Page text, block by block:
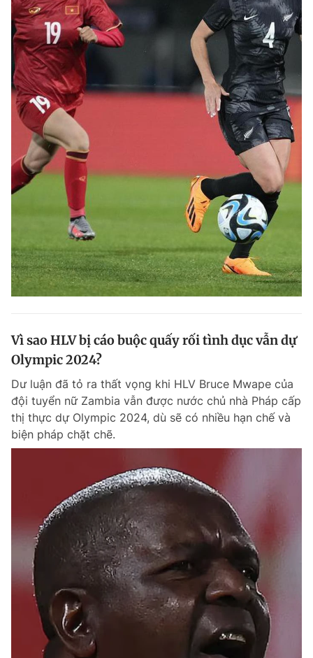
Vì sao HLV bị cáo buộc quấy rối tình dục vẫn dự
Olympic 2024?
Dư luận đã tỏ ra thất vọng khi HLV Bruce Mwape của
đội tuyển nữ Zambia vẫn được nước chủ nhà Pháp cấp
thị thực dự Olympic 2024, dù sẽ có nhiều hạn chế và
biện pháp chặt chẽ.